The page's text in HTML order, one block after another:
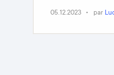
05.12.2023 par